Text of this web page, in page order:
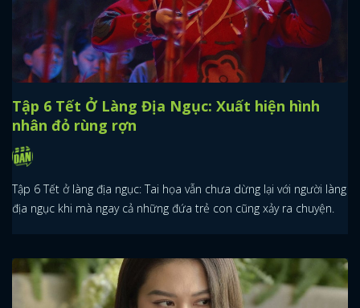
Tập 6 Tết Ở Làng Địa Ngục: Xuất hiện hình
nhân đỏ rùng rợn
Tập 6 Tết ở làng địa ngục: Tai họa vẫn chưa dừng lại với người làng
địa ngục khi mà ngay cả những đứa trẻ con cũng xảy ra chuyện.